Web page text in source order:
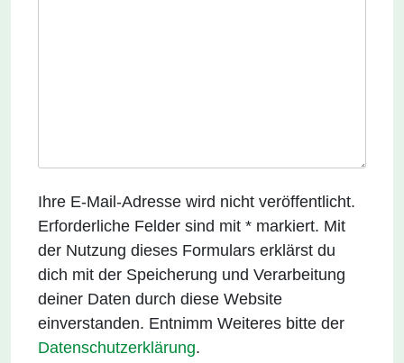
Ihre E-Mail-Adresse wird nicht veröffentlicht.
Erforderliche Felder sind mit * markiert. Mit
der Nutzung dieses Formulars erklärst du
dich mit der Speicherung und Verarbeitung
deiner Daten durch diese Website
einverstanden. Entnimm Weiteres bitte der
Datenschutzerklärung.